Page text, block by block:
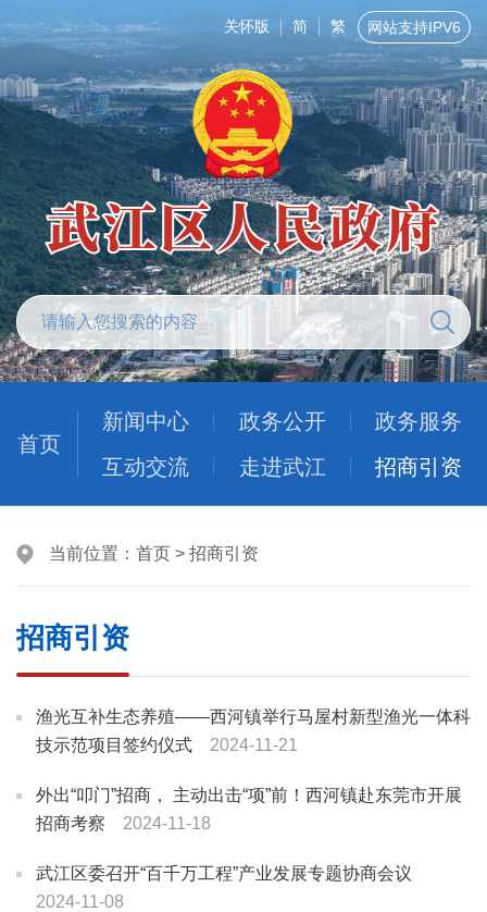
关怀版 简 繁 网站支持IPV6
首页
新闻中心 政务公开
政务服务
互动交流
走进武江 招商引资
当前位置： 首页 > 招商引资
招商引资
渔光互补生态养殖——西河镇举行马屋村新型渔光一体科
技示范项目签约仪式
2024-11-21
外出“叩门”招商， 主动出击“项”前！西河镇赴东莞市开展
招商考察
2024-11-18
武江区委召开“百千万工程”产业发展专题协商会议
2024-11-08